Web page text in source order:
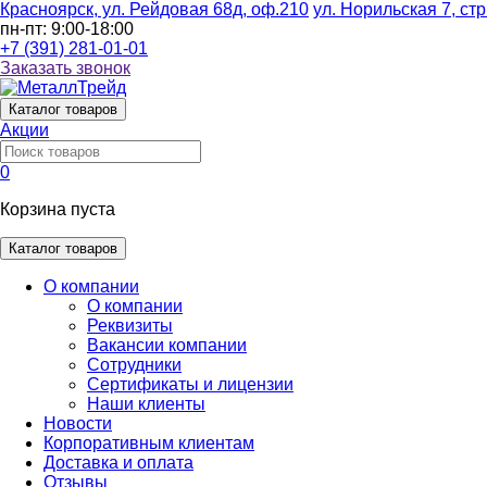
Красноярск, ул. Рейдовая 68д, оф.210 ул. Норильская 7,
пн-пт: 9:00-18:00
+7 (391) 281-01-01
Заказать звонок
Каталог товаров
Акции
0
Корзина пуста
Каталог товаров
О компании
О компании
Реквизиты
Вакансии компании
Сотрудники
Сертификаты и лицензии
Наши клиенты
Новости
Корпоративным клиентам
Доставка и оплата
Отзывы